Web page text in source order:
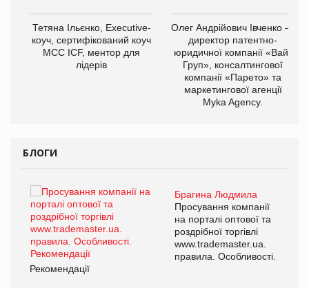
Тетяна Ільєнко, Executive-
коуч, сертифікований коуч
МСС ICF, ментор для
лідерів
Олег Андрійович Івченко —
директор патентно-
юридичної компанії «Вайз
Груп», консалтингової
компанії «Парето» та
маркетингової агенції
Myka Agency.
БЛОГИ
Брагина Людмила
Просування компанії
на порталі оптової та
роздрібної торгівлі
www.trademaster.ua.
правила. Особливості.
Рекомендації